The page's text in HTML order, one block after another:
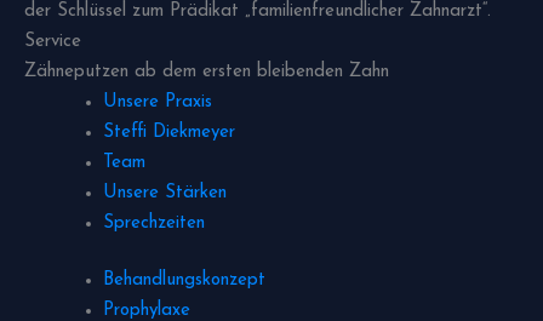
der Schlüssel zum Prädikat „familienfreundlicher Zahnarzt“.
Service
Zähneputzen ab dem ersten bleibenden Zahn
Unsere Praxis
Steffi Diekmeyer
Team
Unsere Stärken
Sprechzeiten
Behandlungskonzept
Prophylaxe